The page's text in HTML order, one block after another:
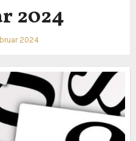
2024
2024